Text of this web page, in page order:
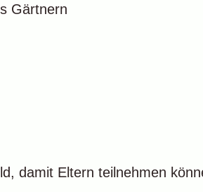
Gärtnern
damit Eltern teilnehmen